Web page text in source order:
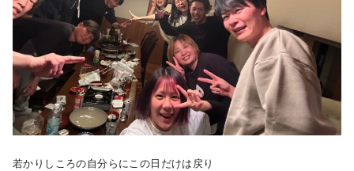
若かりしころの自分らにこの日だけは戻り